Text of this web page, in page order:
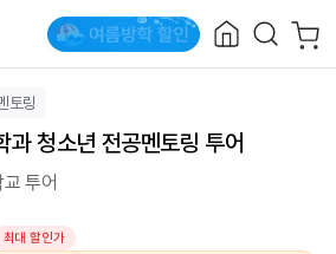
토링
과 청소년 전공멘토링 투어
투어
최대 할인가